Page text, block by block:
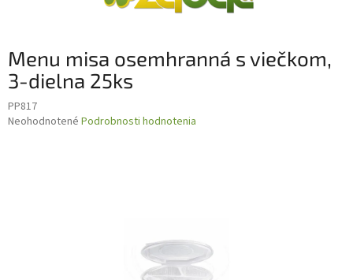
Menu misa osemhranná s viečkom,
3-dielna 25ks
PP817
Priemerné
Neohodnotené Podrobnosti hodnotenia